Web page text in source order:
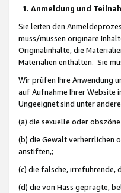
1. Anmeldung und
Sie leiten den
muss/müssen originäre
Originalinhalte, die
Materialien enthalten. Sie
Wir prüfen Ihre Anwendung
auf Aufnahme Ihrer Website
Ungeeignet sind unter
(a) die sexuelle oder
(b) die Gewalt verherrlichen
anstiften,;
(c) die falsche, irreführende,
(d) die von Hass geprägte,